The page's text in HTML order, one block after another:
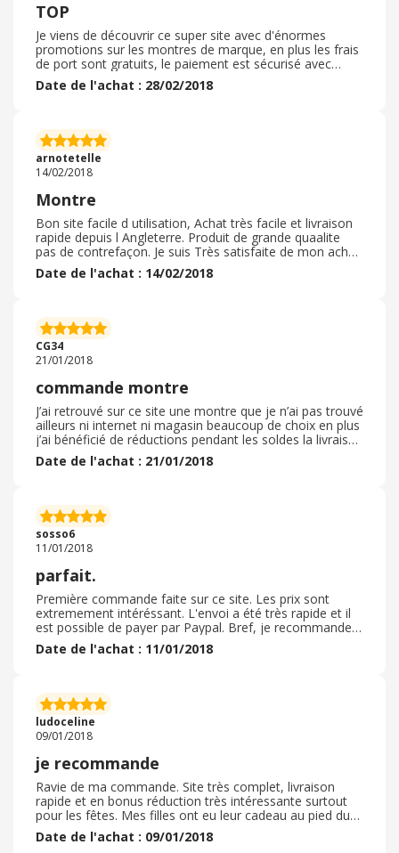
TOP
Je viens de découvrir ce super site avec d'énormes
promotions sur les montres de marque, en plus les frais
de port sont gratuits, le paiement est sécurisé avec
paypal et les retours sont acceptés sous 30 jours
Date de l'achat : 28/02/2018
arnotetelle
14/02/2018
Montre
Bon site facile d utilisation, Achat très facile et livraison
rapide depuis l Angleterre. Produit de grande quaalite
pas de contrefaçon. Je suis Très satisfaite de mon achat.
Je Recommandé vivement ce vendeur.
Date de l'achat : 14/02/2018
CG34
21/01/2018
commande montre
J’ai retrouvé sur ce site une montre que je n’ai pas trouvé
ailleurs ni internet ni magasin beaucoup de choix en plus
j’ai bénéficié de réductions pendant les soldes la livraison
a été rapide la montre été bien emballée
Date de l'achat : 21/01/2018
sosso6
11/01/2018
parfait.
Première commande faite sur ce site. Les prix sont
extremement intéréssant. L'envoi a été très rapide et il
est possible de payer par Paypal. Bref, je recommande
ce site où je ne manquerais pas d'aller faire une tour à
l'occasion.
Date de l'achat : 11/01/2018
ludoceline
09/01/2018
je recommande
Ravie de ma commande. Site très complet, livraison
rapide et en bonus réduction très intéressante surtout
pour les fêtes. Mes filles ont eu leur cadeau au pied du
sapin et grâce aux économies réalisées, elles ont pu
avoir un paquet de plus! Merci Watch Shop.
Date de l'achat : 09/01/2018